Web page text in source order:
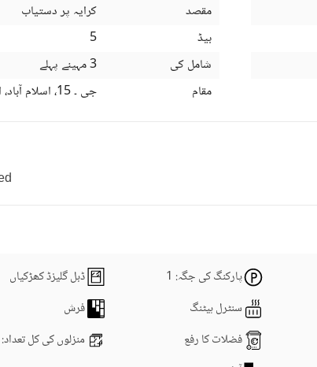
مقصد
کرایہ پر دستیاب
بیڈ
5
شامل کی
3 مہینے پہلے
مقام
جی ۔ 15، اسلام آباد، اسلام آباد کیپیٹل
پارکنگ کی جگہ: 1
ڈبل گلیزڈ کھڑکیاں
سنٹرل ہیٹنگ
فرش
فضلات کا رفع منزلوں کی کل تعداد: 3